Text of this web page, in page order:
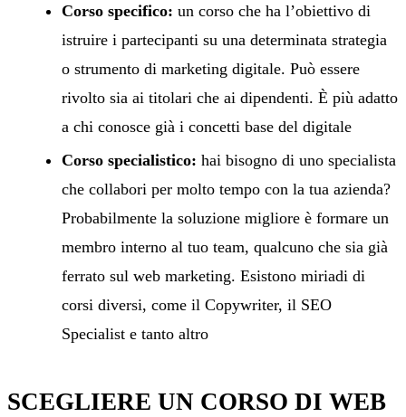
Corso specifico: un corso che ha l’obiettivo di
istruire i partecipanti su una determinata strategia
o strumento di marketing digitale. Può essere
rivolto sia ai titolari che ai dipendenti. È più adatto
a chi conosce già i concetti base del digitale
Corso specialistico: hai bisogno di uno specialista
che collabori per molto tempo con la tua azienda?
Probabilmente la soluzione migliore è formare un
membro interno al tuo team, qualcuno che sia già
ferrato sul web marketing. Esistono miriadi di
corsi diversi, come il Copywriter, il SEO
Specialist e tanto altro
SCEGLIERE UN CORSO DI WEB